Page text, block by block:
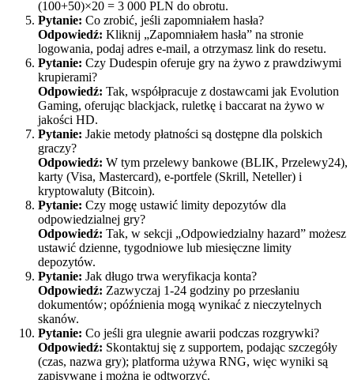
(100+50)×20 = 3 000 PLN do obrotu.
Pytanie: Co zrobić, jeśli zapomniałem hasła?
Odpowiedź: Kliknij „Zapomniałem hasła” na stronie
logowania, podaj adres e-mail, a otrzymasz link do resetu.
Pytanie: Czy Dudespin oferuje gry na żywo z prawdziwymi
krupierami?
Odpowiedź: Tak, współpracuje z dostawcami jak Evolution
Gaming, oferując blackjack, ruletkę i baccarat na żywo w
jakości HD.
Pytanie: Jakie metody płatności są dostępne dla polskich
graczy?
Odpowiedź: W tym przelewy bankowe (BLIK, Przelewy24),
karty (Visa, Mastercard), e-portfele (Skrill, Neteller) i
kryptowaluty (Bitcoin).
Pytanie: Czy mogę ustawić limity depozytów dla
odpowiedzialnej gry?
Odpowiedź: Tak, w sekcji „Odpowiedzialny hazard” możesz
ustawić dzienne, tygodniowe lub miesięczne limity
depozytów.
Pytanie: Jak długo trwa weryfikacja konta?
Odpowiedź: Zazwyczaj 1-24 godziny po przesłaniu
dokumentów; opóźnienia mogą wynikać z nieczytelnych
skanów.
Pytanie: Co jeśli gra ulegnie awarii podczas rozgrywki?
Odpowiedź: Skontaktuj się z supportem, podając szczegóły
(czas, nazwa gry); platforma używa RNG, więc wyniki są
zapisywane i można je odtworzyć.